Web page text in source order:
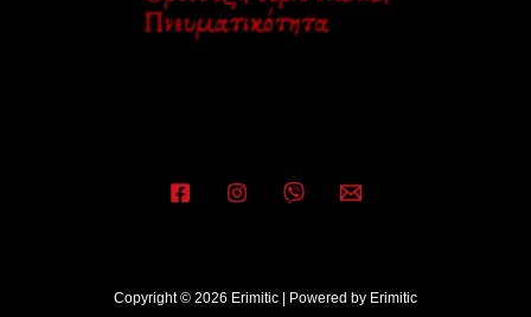
Copyright © 2026 Erimitic | Powered by Erimitic